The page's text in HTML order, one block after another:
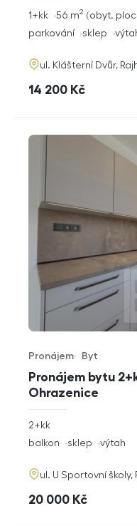
rozměry
dispozice
1+kk obyt.
56 m2
funkce
parkování sklep
adresa
ul. Klášterní Dvůr,
cena
14 200 Kč
Pronájem bytu
Ohrazenice
Typ nabídky
Pronájem
Typ nemovitosti
Byt
rozměry
dispozice
2+kk
funkce
balkon sklep výtah
adresa
ul. U Sportovní školy,
cena
20 000 Kč